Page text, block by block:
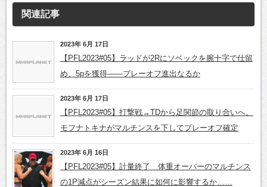
関連記事
2023年 6月 17日
【PFL2023#05】ラッドが2Rにソベックを腕十字で仕留
め、5pを獲得——プレーオフ進出なるか
2023年 6月 17日
【PFL2023#05】打撃戦→TDから足関節の取り合いへ。
モフナトキナがマルチンスを下してプレーオフ確定
2023年 6月 16日
【PFL2023#05】計量終了 体重オーバーのマルチンス
の1P減点がシーズン結果に如何に影響するか……